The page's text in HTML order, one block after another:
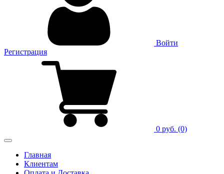
Войти
Регистрация
0 руб. (0)
Главная
Клиентам